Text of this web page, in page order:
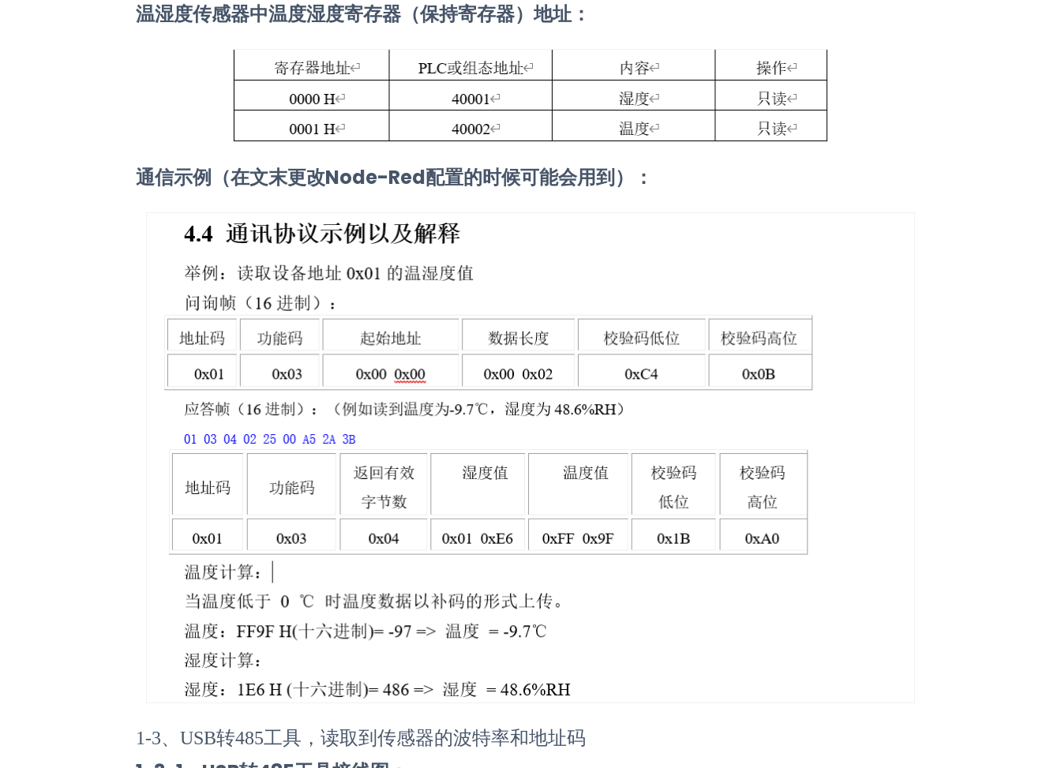
温湿度传感器中温度湿度寄存器（保持寄存器）地址：
通信示例（在文末更改Node-Red配置的时候可能会用到）：
1-3、USB转485工具，读取到传感器的波特率和地址码